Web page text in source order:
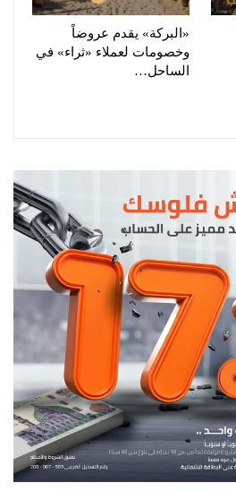
«البركة» يقدم عروضاً
وخصومات لعملاء «ثراء» في
الساحل…